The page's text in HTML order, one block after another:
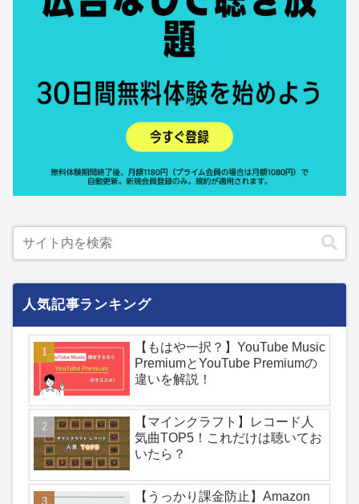
人気記事ランキング
【もはや一択？】YouTube Music
PremiumとYouTube Premiumの
違いを解説！
【マインクラフト】レコード人
気曲TOP5！これだけは聴いてお
いたら？
【うっかり課金防止】Amazon